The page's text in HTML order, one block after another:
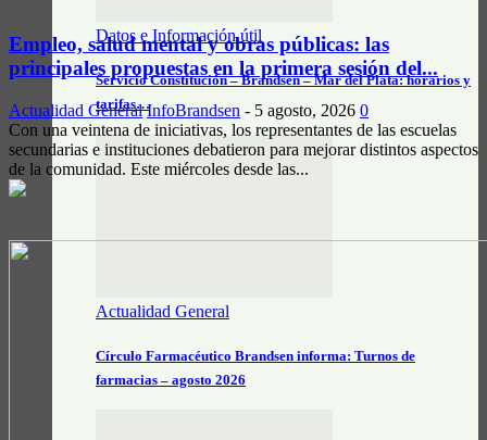
Datos e Información útil
Servicio Constitución – Brandsen – Mar del Plata: horarios y
tarifas…
Actualidad General
Círculo Farmacéutico Brandsen informa: Turnos de
farmacias – agosto 2026
Empleo, salud mental y obras públicas: las
principales propuestas en la primera sesión del...
Actualidad General InfoBrandsen - 5 agosto, 2026 0
Con una veintena de iniciativas, los representantes de las escuelas
secundarias e instituciones debatieron para mejorar distintos aspectos
de la comunidad. Este miércoles desde las...